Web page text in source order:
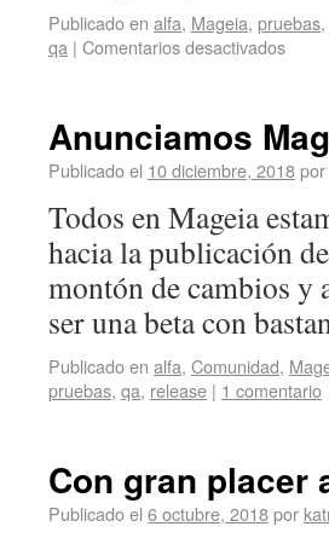
Publicado en alfa, Mageia, pruebas,
qa | Comentarios desactivados
Anunciamos
Publicado el 10 diciembre, 2018por
Todos en Mageia
hacia la publicación
montón de cambios y
ser una beta con
Publicado en alfa, Comunidad,
pruebas, qa, release | 1 comentario
Con gran placer
Publicado el 6 octubre, 2018por